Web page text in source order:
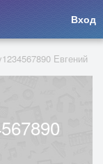
Вход
Евгений